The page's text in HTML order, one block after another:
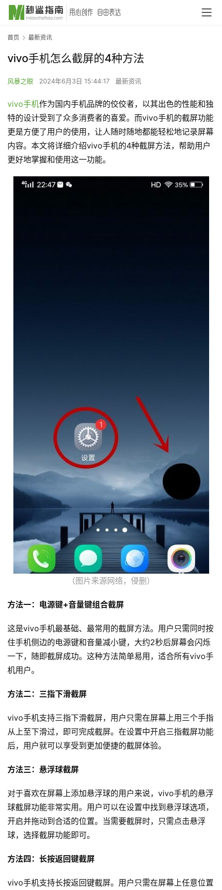
首页 最新资讯
vivo手机怎么截屏的4种方法
风暴之眼 2024年6月3日 15:44:17 最新资讯
vivo手机作为国内手机品牌的佼佼者，以其出色的性能和独
特的设计受到了众多消费者的喜爱。而vivo手机的截屏功能
更是方便了用户的使用，让人随时随地都能轻松地记录屏幕
内容。本文将详细介绍vivo手机的4种截屏方法，帮助用户
更好地掌握和使用这一功能。
（图片来源网络，侵删）
方法一：电源键+音量键组合截屏
这是vivo手机最基础、最常用的截屏方法。用户只需同时按
住手机侧边的电源键和音量减小键，大约2秒后屏幕会闪烁
一下，随即截屏成功。这种方法简单易用，适合所有vivo手
机用户。
方法二：三指下滑截屏
vivo手机支持三指下滑截屏，用户只需在屏幕上用三个手指
从上至下滑过，即可完成截屏。在设置中开启三指截屏功能
后，用户就可以享受到更加便捷的截屏体验。
方法三：悬浮球截屏
对于喜欢在屏幕上添加悬浮球的用户来说，vivo手机的悬浮
球截屏功能非常实用。用户可以在设置中找到悬浮球选项，
开启并拖动到合适的位置。当需要截屏时，只需点击悬浮
球，选择截屏功能即可。
方法四：长按返回键截屏
vivo手机支持长按返回键截屏。用户只需在屏幕上任意位置